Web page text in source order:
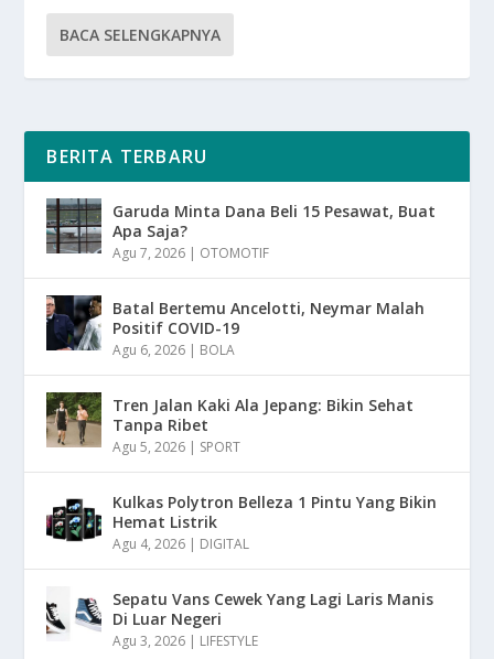
BACA SELENGKAPNYA
BERITA TERBARU
Garuda Minta Dana Beli 15 Pesawat, Buat
Apa Saja?
Agu 7, 2026 | OTOMOTIF
Batal Bertemu Ancelotti, Neymar Malah
Positif COVID-19
Agu 6, 2026 | BOLA
Tren Jalan Kaki Ala Jepang: Bikin Sehat
Tanpa Ribet
Agu 5, 2026 | SPORT
Kulkas Polytron Belleza 1 Pintu Yang Bikin
Hemat Listrik
Agu 4, 2026 | DIGITAL
Sepatu Vans Cewek Yang Lagi Laris Manis
Di Luar Negeri
Agu 3, 2026 | LIFESTYLE